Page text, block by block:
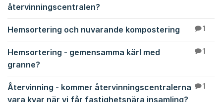
återvinningscentralen?
Hemsortering och nuvarande kompostering 1
Hemsortering - gemensamma kärl med
granne?
1
Återvinning - kommer återvinningscentralerna
vara kvar när vi får fastighetsnära insamling?
1